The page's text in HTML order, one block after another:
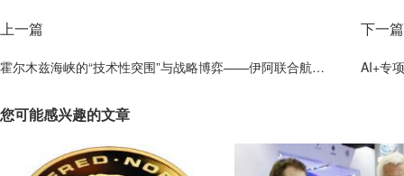
上一篇
霍尔木兹海峡的“技术性突围”与战略博弈——伊阿联合航道协议的地缘逻辑与局限
下一篇
AI+专
您可能感兴趣的文章